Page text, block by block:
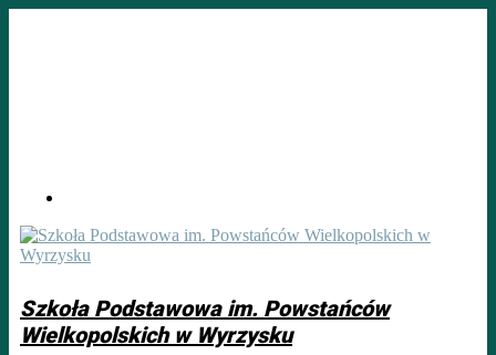
Szkoła Podstawowa im. Powstańców
Wielkopolskich w Wyrzysku